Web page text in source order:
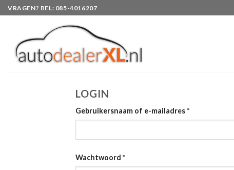
Skip
to
VRAGEN? BEL: 085-4016207
LOGIN
Gebruikersnaam of e-mailadres*
Wachtwoord *